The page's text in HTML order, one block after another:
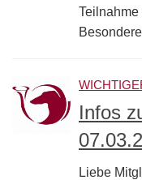
Infos
Liebe